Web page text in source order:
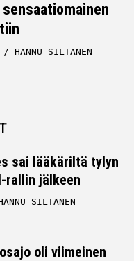
HANNU SILTANEN
sai lääkäriltä tylyn
rallin jälkeen
SILTANEN
oli viimeinen